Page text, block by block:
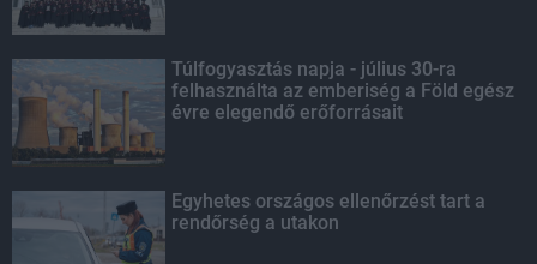
Túlfogyasztás napja - július 30-ra
felhasználta az emberiség a Föld egész
évre elegendő erőforrásait
Egyhetes országos ellenőrzést tart a
rendőrség a utakon